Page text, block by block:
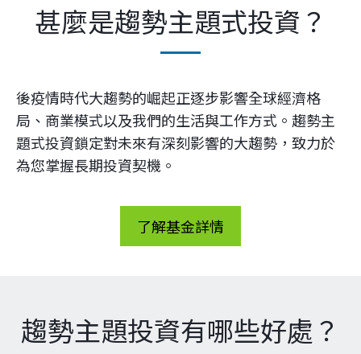
甚麼是趨勢主題式投資？
後疫情時代大趨勢的崛起正逐步影響全球經濟格
局、商業模式以及我們的生活與工作方式。趨勢主
題式投資鎖定對未來有深刻影響的大趨勢，致力於
為您掌握長期投資契機。
了解基金詳情
趨勢主題投資有哪些好處？